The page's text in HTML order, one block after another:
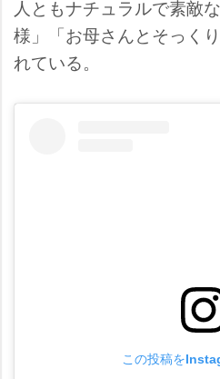
人ともナチュラルで素敵
様」「お母さんとそっく
れている。
この投稿を